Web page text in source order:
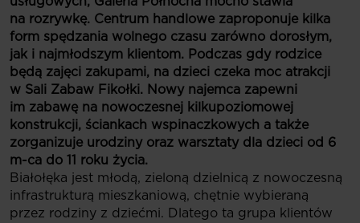
na rozrywkę. Centrum handlowe zaproponuje kilka
form spędzania wolnego czasu zarówno dorosłym,
jak i najmłodszym klientom. Podczas gdy rodzice
będą zajęci zakupami, na dzieci czeka moc atrakcji
w Sali Zabaw Fikołki. Nowy najemca zapewni
im zabawę na nowoczesnej kilkupoziomowej
konstrukcji, ściankach wspinaczkowych a także
zorganizuje urodziny oraz warsztaty dla dzieci od 6
m-ca do 11 roku życia.
Białołęka jest młodą, zieloną dzielnicą z nowoczesną
infrastrukturą mieszkaniową, chętnie wybieraną
przez rodziny z dziećmi. Dlatego ta grupa klientów